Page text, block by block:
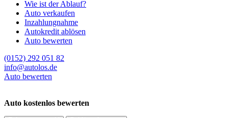
Wie ist der Ablauf?
Auto verkaufen
Inzahlungnahme
Autokredit ablösen
Auto bewerten
(0152) 292 051 82
info@autolos.de
Auto bewerten
Auto kostenlos bewerten